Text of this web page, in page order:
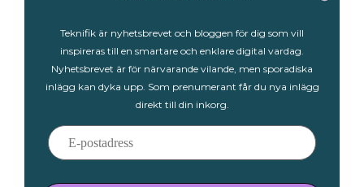
Teknifik är nyhetsbrevet och bloggen för dig som vill
inspireras till en smartare och enklare digital vardag.
Nyhetsbrevet är för närvarande vilande, men sporadiska
inlägg kan dyka upp. Som prenumerant får du nya inlägg
direkt till din inkorg.